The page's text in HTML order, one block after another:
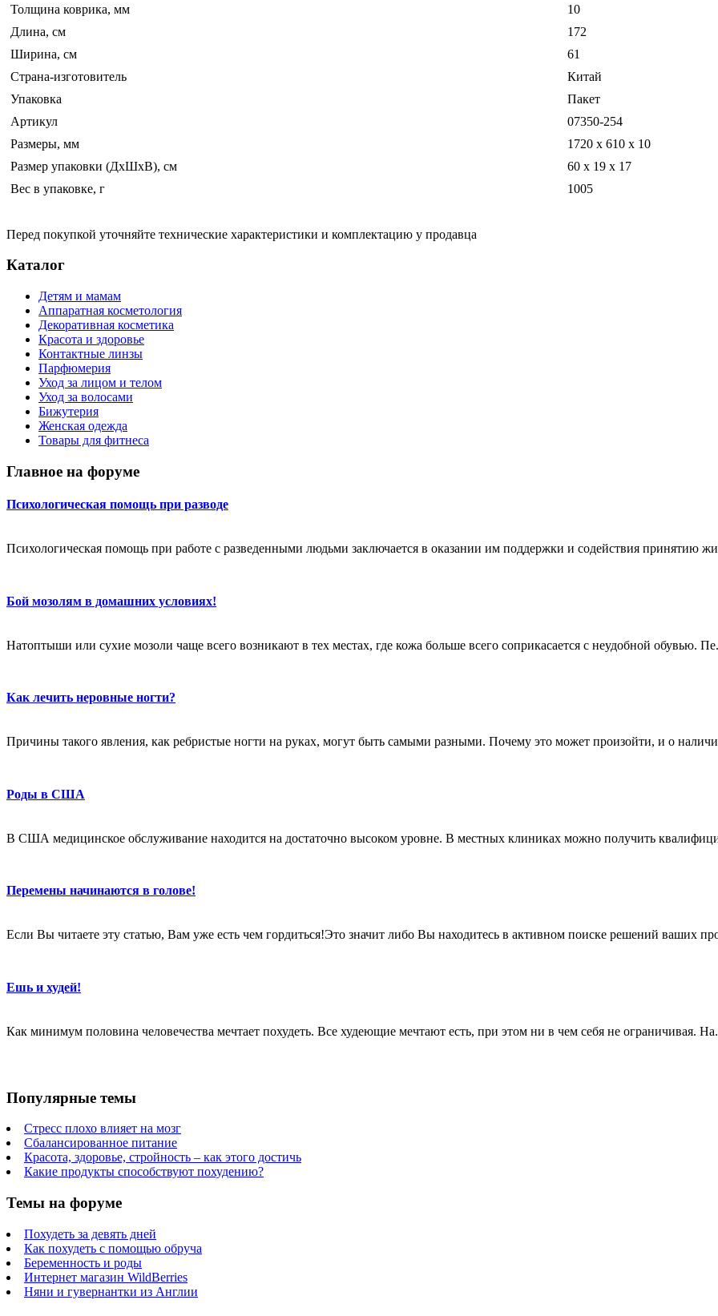
Толщина коврика, мм
10
Длина, см
172
Ширина, см
61
Страна-изготовитель
Китай
Упаковка
Пакет
Артикул
07350-254
Размеры, мм
1720 х 610 х 10
Размер упаковки (ДхШхВ), см
60 x 19 x 17
Вес в упаковке, г
1005
Перед покупкой уточняйте технические характеристики и комплектацию у продавца
Каталог
Детям и мамам
Аппаратная косметология
Декоративная косметика
Красота и здоровье
Контактные линзы
Парфюмерия
Уход за лицом и телом
Уход за волосами
Бижутерия
Женская одежда
Товары для фитнеса
Главное на форуме
Психологическая помощь при разводе
Психологическая помощь при работе с разведенными людьми заключается в оказании им поддержки и содействия принятию
Бой мозолям в домашних условиях!
Натоптыши или сухие мозоли чаще всего возникают в тех местах, где кожа больше всего соприкасается с неудобной обувью.
Как лечить неровные ногти?
Причины такого явления, как ребристые ногти на руках, могут быть самыми разными. Почему это может произойти, и о
Роды в США
В США медицинское обслуживание находится на достаточно высоком уровне. В местных клиниках можно получить
Перемены начинаются в голове!
Если Вы читаете эту статью, Вам уже есть чем гордиться!Это значит либо Вы находитесь в активном поиске решений ваших
Ешь и худей!
Как минимум половина человечества мечтает похудеть. Все худеющие мечтают есть, при этом ни в чем себя не ограничивая.
Популярные темы
Стресс плохо влияет на мозг
Сбалансированное питание
Красота, здоровье, стройность – как этого достичь
Какие продукты способствуют похудению?
Темы на форуме
Похудеть за девять дней
Как похудеть с помощью обруча
Беременность и роды
Интернет магазин WildBerries
Няни и гувернантки из Англии